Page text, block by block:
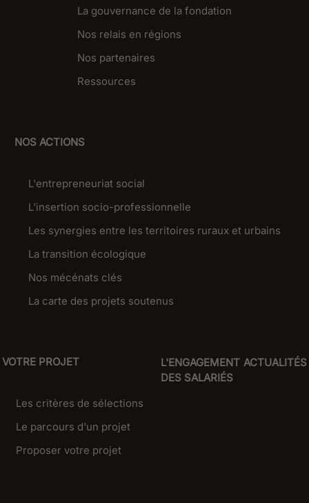
La gouvernance de la fondation
Nos relais en régions
Nos partenaires
Ressources
NOS ACTIONS
L'entrepreneuriat social
L'insertion socio-professionnelle
Les synergies entre les territoires ruraux et urbains
La transition écologique
Nos mécénats clés
La carte des projets soutenus
VOTRE PROJET
Les critères de sélections
Le parcours d'un projet
Proposer votre projet
L'ENGAGEMENT
DES SALARIÉS
ACTUALITÉS